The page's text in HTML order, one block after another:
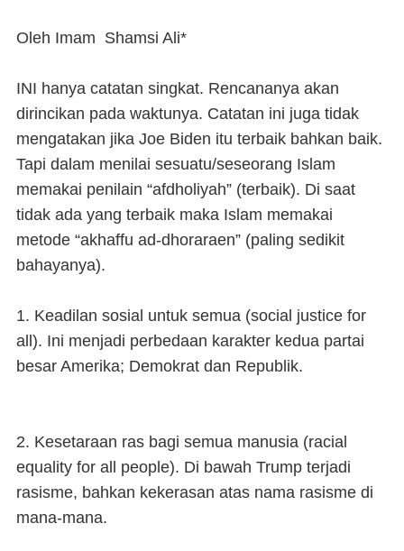
Oleh Imam Shamsi Ali*
INI hanya catatan singkat. Rencananya akan
dirincikan pada waktunya. Catatan ini juga tidak
mengatakan jika Joe Biden itu terbaik bahkan baik.
Tapi dalam menilai sesuatu/seseorang Islam
memakai penilain “afdholiyah” (terbaik). Di saat
tidak ada yang terbaik maka Islam memakai
metode “akhaffu ad-dhoraraen” (paling sedikit
bahayanya).
1. Keadilan sosial untuk semua (social justice for
all). Ini menjadi perbedaan karakter kedua partai
besar Amerika; Demokrat dan Republik.
2. Kesetaraan ras bagi semua manusia (racial
equality for all people). Di bawah Trump terjadi
rasisme, bahkan kekerasan atas nama rasisme di
mana-mana.